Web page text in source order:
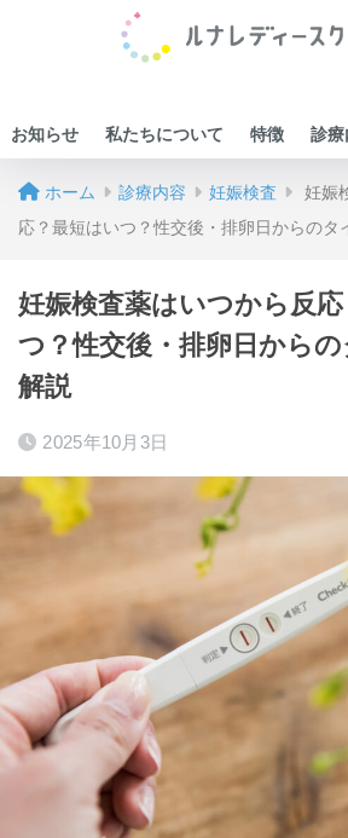
お知らせ 私たちについて 特徴 診療
ホーム 診療内容 妊娠検査
妊娠
応？最短はいつ？性交後・排卵日からのタ
妊娠検査薬はいつから反
つ？性交後・排卵日から
解説
2025年10月3日